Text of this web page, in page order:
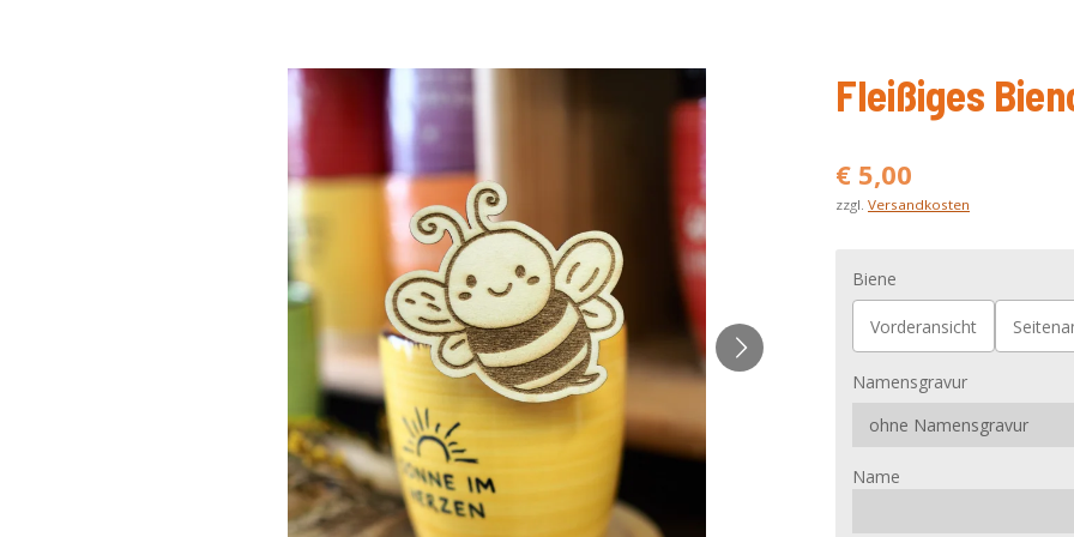
Fleißiges
€ 5,00
zzgl. Versandkosten
Biene
Vorderansicht
Namensgravur
Name